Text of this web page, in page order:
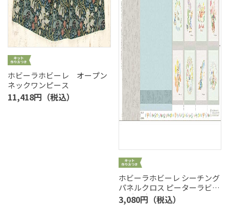
ホビーラホビーレ オープン
ネックワンピース
11,418円（税込）
ホビーラホビーレ シーチング
パネルクロス ピーターラビッ
ト（TM）＆フラワー
3,080円（税込）